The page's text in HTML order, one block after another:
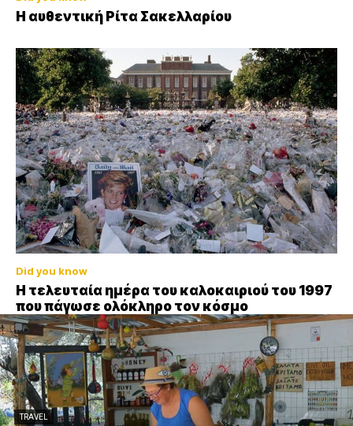
Η αυθεντική Ρίτα Σακελλαρίου
Did you know
Η τελευταία ημέρα του καλοκαιριού του 1997
που πάγωσε ολόκληρο τον κόσμο
TRAVEL